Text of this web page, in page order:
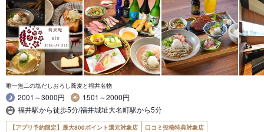
唯一無二の塩だしおろし蕎麦と福井名物
2001～3000円
1501～2000円
福井駅から徒歩5分/福井城址大名町駅から5分
【アプリ予約限定】最大800ポイント還元対象店
口コミ投稿特典対象店